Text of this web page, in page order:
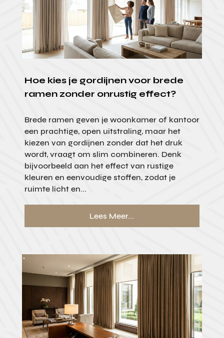
Hoe kies je gordijnen voor brede
ramen zonder onrustig effect?
Brede ramen geven je woonkamer of kantoor
een prachtige, open uitstraling, maar het
kiezen van gordijnen zonder dat het druk
wordt, vraagt om slim combineren. Denk
bijvoorbeeld aan het effect van rustige
kleuren en eenvoudige stoffen, zodat je
ruimte licht en...
Lees Meer...